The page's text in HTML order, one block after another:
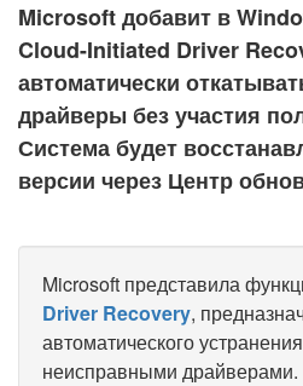
Microsoft добавит в
Cloud-Initiated Driver
автоматически
драйверы без участия
Система будет
версии через Центр
Microsoft представила
Driver Recovery,
автоматического
неисправными драйверами.